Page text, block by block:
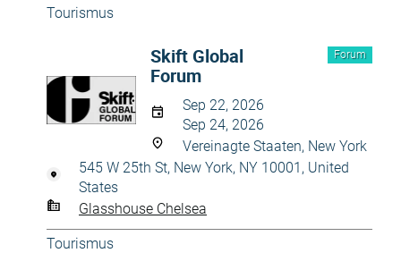
Tourismus
Forum
Skift Global
Forum
Sep 22, 2026
Sep 24, 2026
Vereinagte Staaten, New York
545 W 25th St, New York, NY 10001, United
States
Glasshouse Chelsea
Tourismus